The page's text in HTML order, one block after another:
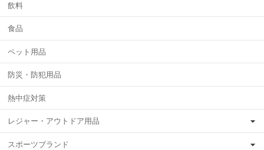
飲料
食品
ペット用品
防災・防犯用品
熱中症対策
レジャー・アウトドア用品
スポーツブランド